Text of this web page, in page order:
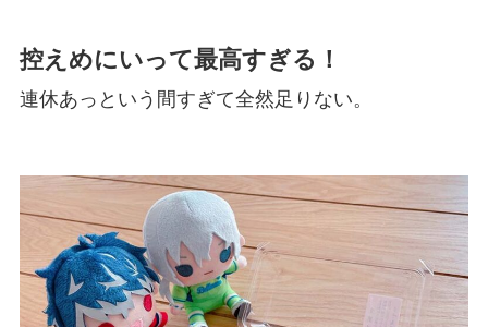
控えめにいって最高すぎる！
連休あっという間すぎて全然足りない。